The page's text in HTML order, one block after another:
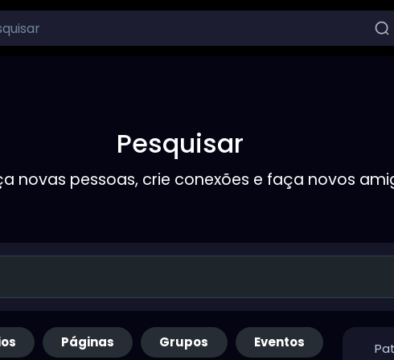
Pesquisar
novas pessoas, crie conexões e faça novos
Páginas Grupos Eventos